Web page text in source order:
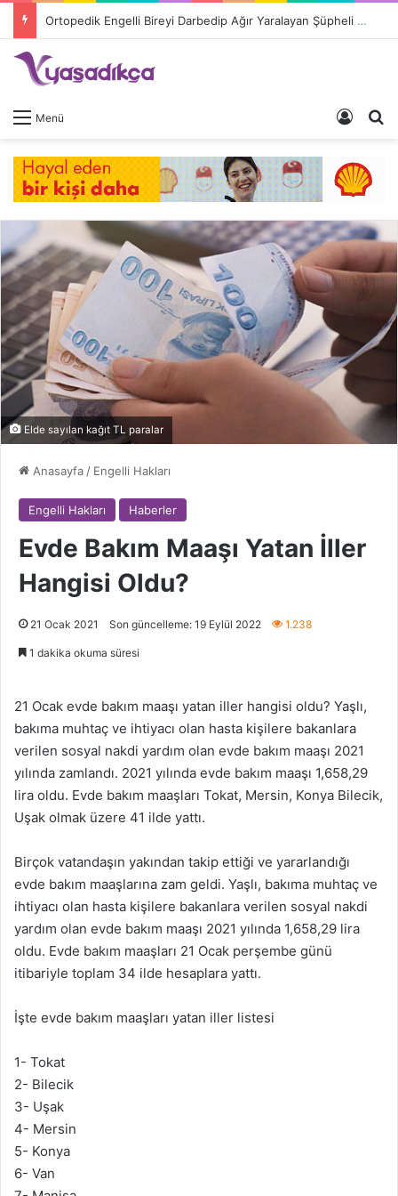
Ortopedik Engelli Bireyi Darbedip Ağır Yaralayan Şüpheli Tutuklandı
Menü Giriş
Elde sayılan kağıt TL paralar
Anasayfa/ Engelli Hakları
Engelli Hakları Haberler
Evde Bakım Maaşı Yatan İller
Hangisi Oldu?
21 Ocak 2021 Son güncelleme: 19 Eylül 2022 1.238
1 dakika okuma süresi
21 Ocak evde bakım maaşı yatan iller hangisi oldu? Yaşlı,
bakıma muhtaç ve ihtiyacı olan hasta kişilere bakanlara
verilen sosyal nakdi yardım olan evde bakım maaşı 2021
yılında zamlandı. 2021 yılında evde bakım maaşı 1,658,29
lira oldu. Evde bakım maaşları Tokat, Mersin, Konya Bilecik,
Uşak olmak üzere 41 ilde yattı.
Birçok vatandaşın yakından takip ettiği ve yararlandığı
evde bakım maaşlarına zam geldi. Yaşlı, bakıma muhtaç ve
ihtiyacı olan hasta kişilere bakanlara verilen sosyal nakdi
yardım olan evde bakım maaşı 2021 yılında 1,658,29 lira
oldu. Evde bakım maaşları 21 Ocak perşembe günü
itibariyle toplam 34 ilde hesaplara yattı.
İşte evde bakım maaşları yatan iller listesi
1- Tokat
2- Bilecik
3- Uşak
4- Mersin
5- Konya
6- Van